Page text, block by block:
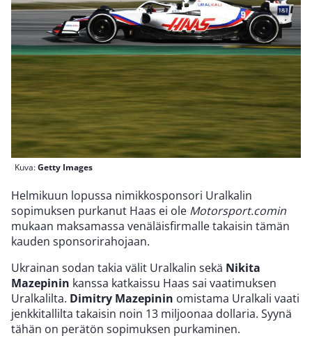
Kuva:Getty Images
Helmikuun lopussa nimikkosponsori Uralkalin
sopimuksen purkanut Haas ei ole Motorsport.comin
mukaan maksamassa venäläisfirmalle takaisin tämän
kauden sponsorirahojaan.
Ukrainan sodan takia välit Uralkalin sekä Nikita
Mazepinin kanssa katkaissu Haas sai vaatimuksen
Uralkalilta. Dimitry Mazepinin omistama Uralkali vaati
jenkkitallilta takaisin noin 13 miljoonaa dollaria. Syynä
tähän on perätön sopimuksen purkaminen.